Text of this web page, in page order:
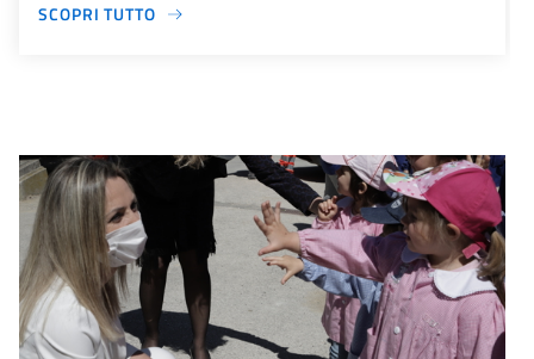
SCOPRI TUTTO